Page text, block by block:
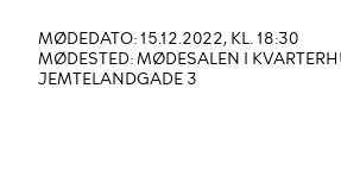
her
MØDEDATO: 15.12.2022, KL. 18:30
MØDESTED: MØDESALEN I
JEMTELANDGADE 3